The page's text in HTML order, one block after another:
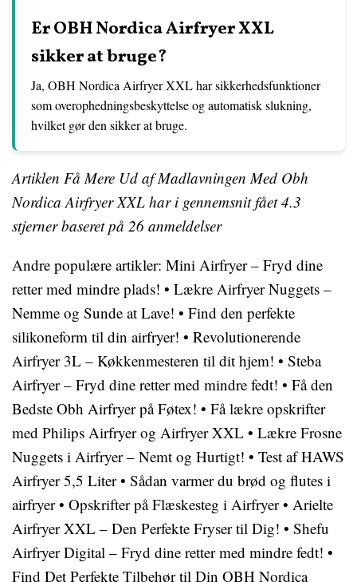
Er OBH Nordica Airfryer XXL
sikker at bruge?
Ja, OBH Nordica Airfryer XXL har sikkerhedsfunktioner
som overophedningsbeskyttelse og automatisk slukning,
hvilket gør den sikker at bruge.
Artiklen Få Mere Ud af Madlavningen Med Obh
Nordica Airfryer XXL har i gennemsnit fået4.3
stjerner baseret på 26 anmeldelser
Andre populære artikler: Mini Airfryer – Fryd dine
retter med mindre plads! • Lækre Airfryer Nuggets –
Nemme og Sunde at Lave! • Find den perfekte
silikoneform til din airfryer! • Revolutionerende
Airfryer 3L – Køkkenmesteren til dit hjem! • Steba
Airfryer – Fryd dine retter med mindre fedt! • Få den
Bedste Obh Airfryer på Føtex! • Få lækre opskrifter
med Philips Airfryer og Airfryer XXL • Lækre Frosne
Nuggets i Airfryer – Nemt og Hurtigt! • Test af HAWS
Airfryer 5,5 Liter• Sådan varmer du brød og flutes i
airfryer• Opskrifter på Flæskesteg i Airfryer• Arielte
Airfryer XXL – Den Perfekte Fryser til Dig! • Shefu
Airfryer Digital – Fryd dine retter med mindre fedt! •
Find Det Perfekte Tilbehør til Din OBH Nordica